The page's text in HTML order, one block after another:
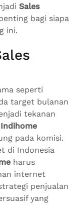
Sales
bagi siapa
ini.
seperti
target bulanan
tekanan
pada komisi.
di Indonesia
harus
internet
penjualan
yang